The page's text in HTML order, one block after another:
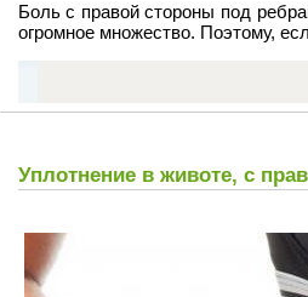
Боль с правой стороны под
огромное множество. Поэтому,
Уплотнение в животе, с